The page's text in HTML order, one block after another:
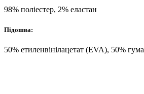
98% поліестер, 2% еластан
Підошва:
50% етиленвінілацетат (EVA), 50% гума